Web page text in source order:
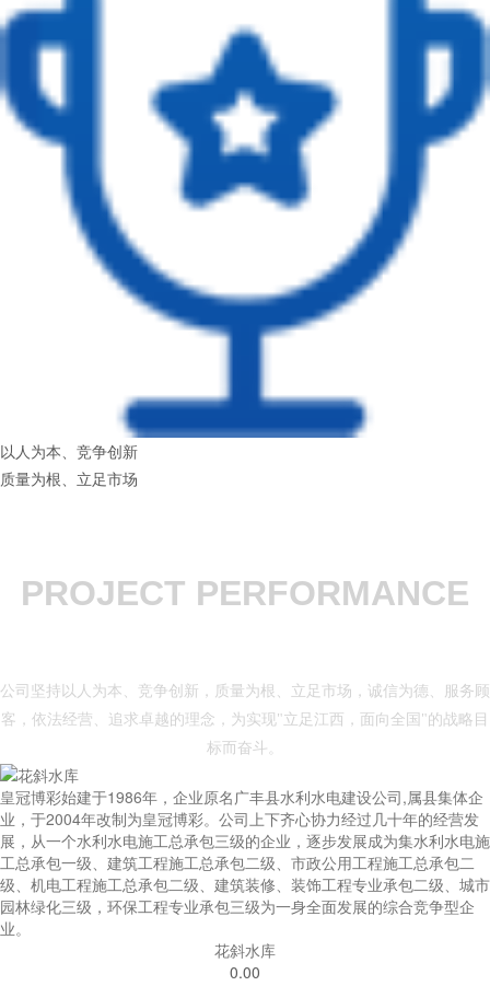
以人为本、竞争创新
质量为根、立足市场
PROJECT PERFORMANCE
公司坚持以人为本、竞争创新，质量为根、立足市场，诚信为德、服务顾
客，依法经营、追求卓越的理念，为实现"立足江西，面向全国"的战略目
标而奋斗。
皇冠博彩始建于1986年，企业原名广丰县水利水电建设公司,属县集体企
业，于2004年改制为皇冠博彩。公司上下齐心协力经过几十年的经营发
展，从一个水利水电施工总承包三级的企业，逐步发展成为集水利水电施
工总承包一级、建筑工程施工总承包二级、市政公用工程施工总承包二
级、机电工程施工总承包二级、建筑装修、装饰工程专业承包二级、城市
园林绿化三级，环保工程专业承包三级为一身全面发展的综合竞争型企
业。
花斜水库
0.00